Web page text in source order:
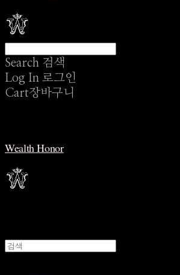
Search 검색
Log In 로그인
Cart장바구니
Wealth Honor